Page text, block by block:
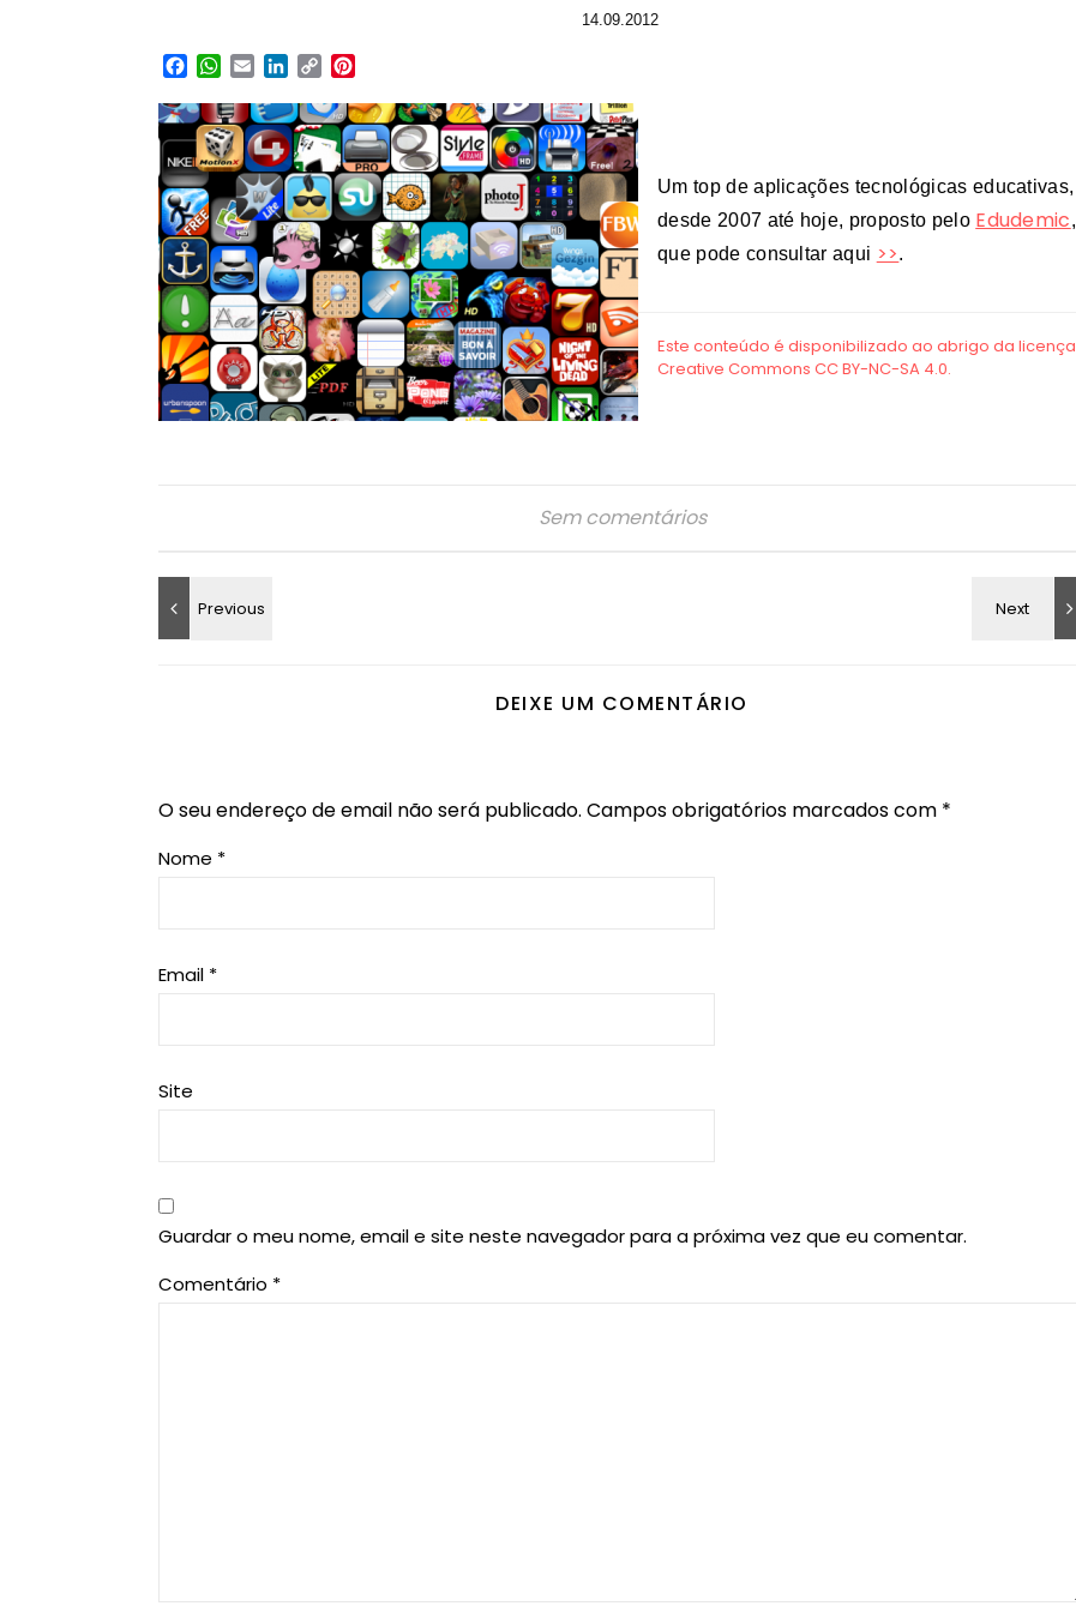
14.09.2012
Facebook
WhatsApp
EmailLinkedIn
Copy
Um top de aplicações tecnológicas educativas,
desde 2007 até hoje, proposto pelo Edudemic,
que pode consultar aqui >>.
Sem comentários
DEIXE UM COMENTÁRIO
O seu endereço de email não será publicado. Campos obrigatórios marcados com *
Nome *
Email *
Site
Guardar o meu nome, email e site neste navegador para a próxima vez que eu comentar.
Comentário *